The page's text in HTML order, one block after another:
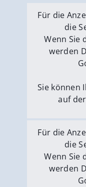
Für die
die
Wenn Sie
werden
Sie können
auf
Für die
die
Wenn Sie
werden